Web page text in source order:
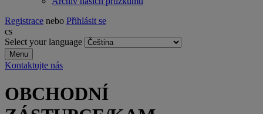
Registrace nebo Přihlásit se
cs
Select your language
Menu
Kontaktujte nás
OBCHODNÍ